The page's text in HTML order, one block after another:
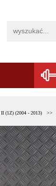
II (1Z) (2004 - 2013)